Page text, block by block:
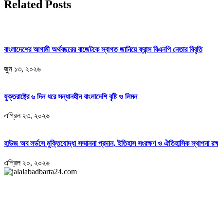
Related Posts
বাংলাদেশের আগামী অর্থবছরের বাজেটকে স্বাগত জানিয়ে ফ্রান্স বিএনপি নেতার বিবৃতি
জুন ১৩, ২০২৬
যুক্তরাষ্ট্রে ৬ দিন ধরে সন্ধানহীন বাংলাদেশি বৃষ্টি ও লিমন
এপ্রিল ২৩, ২০২৬
হাউজ অব লর্ডসে মুক্তিযোদ্ধা সম্মাননা প্রদান, ইতিহাস সংরক্ষণ ও ঐতিহাসিক স্থাপনা
এপ্রিল ২০, ২০২৬